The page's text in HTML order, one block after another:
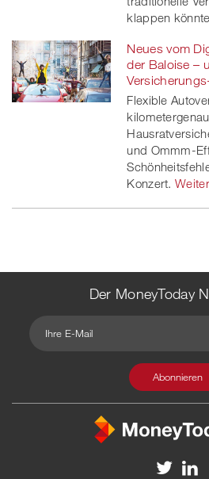
klappen könnte.
Neues vom
der Baloise –
Flexible
und Ommm-
Konzert.
Der MoneyToday